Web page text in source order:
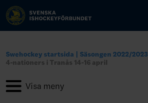
Swehockey startsida
Säsongen 2022/2023
4-nationers i Tranås 14-16 april